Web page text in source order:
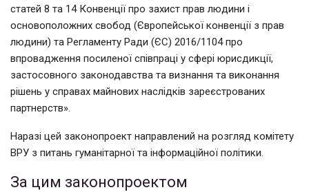
статей 8 та 14 Конвенції про захист прав людини і
основоположних свобод (Європейської конвенції з прав
людини) та Регламенту Ради (ЄС) 2016/1104 про
впровадження посиленої співпраці у сфері юрисдикції,
застосовного законодавства та визнання та виконання
рішень у справах майнових наслідків зареєстрованих
партнерств».
Наразі цей законопроект направлений на розгляд комітету
ВРУ з питань гуманітарної та інформаційної політики.
За цим законопроектом